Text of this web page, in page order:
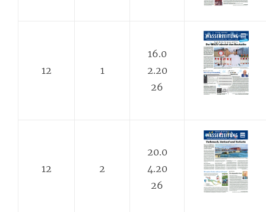
12 1
16.0
2.20
26
12 2
20.0
4.20
26